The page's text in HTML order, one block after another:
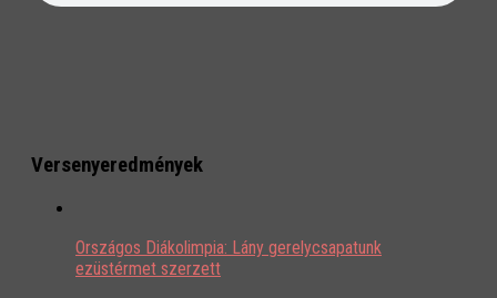
Versenyeredmények
Országos Diákolimpia: Lány gerelycsapatunk
ezüstérmet szerzett